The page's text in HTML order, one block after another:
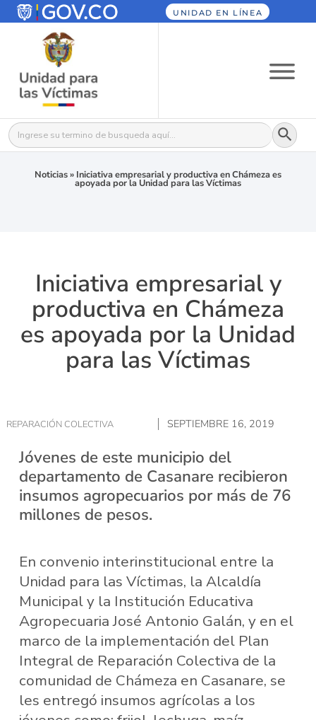
UNIDAD EN LÍNEA
Buscar: Botón
Noticias» Iniciativa empresarial y productiva en Chámeza es
apoyada por la Unidad para las Víctimas
Iniciativa empresarial y
productiva en Chámeza
es apoyada por la Unidad
para las Víctimas
REPARACIÓN COLECTIVA SEPTIEMBRE 16, 2019
Jóvenes de este municipio del
departamento de Casanare recibieron
insumos agropecuarios por más de 76
millones de pesos.
En convenio interinstitucional entre la
Unidad para las Víctimas, la Alcaldía
Municipal y la Institución Educativa
Agropecuaria José Antonio Galán, y en el
marco de la implementación del Plan
Integral de Reparación Colectiva de la
comunidad de Chámeza en Casanare, se
les entregó insumos agrícolas a los